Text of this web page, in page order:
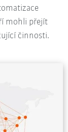
mohli přejít
činnosti.